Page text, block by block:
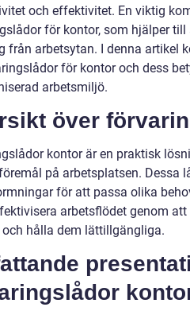
och effektivitet. En viktig
för kontor, som hjälper
från arbetsytan. I denna artikel
för kontor och dess
arbetsmiljö.
över
kontor är en praktisk
på arbetsplatsen. Dessa
för att passa olika
arbetsflödet genom
hålla dem lättillgängliga.